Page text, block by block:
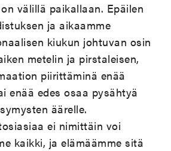
välillä paikallaan. Epäilen
ja aikaamme
kiukun johtuvan osin
metelin ja pirstaleisen,
piirittäminä enää
enää edes osaa pysähtyä
äärelle.
ei nimittäin voi
kaikki, ja elämäämme sitä